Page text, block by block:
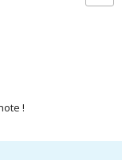
!